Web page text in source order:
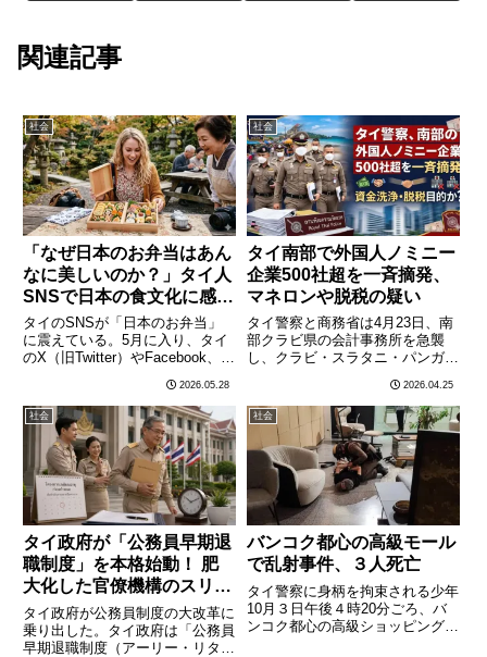
関連記事
社会
「なぜ日本のお弁当はあん
なに美しいのか？」タイ人
SNSで日本の食文化に感動
の声が殺到——「手作り愛
情弁当」文化への羨望
タイのSNSが「日本のお弁当」
に震えている。5月に入り、タイ
のX（旧Twitter）やFacebook、
んなに美しいのか」というトピッ
クが急速に広まった。きっかけは
日本の母親が作った彩り豊かなキ
ャラ弁の動………
2026.05.28
社会
タイ南部で外国人ノミニー
企業500社超を一斉摘発、
マネロンや脱税の疑い
タイ警察と商務省は4月23日、南
部クラビ県の会計事務所を急襲
し、クラビ・スラタニ・パンガー
500社超のネットワークを解体し
たと発表した。ノミニー企業と
は、外国人が直接企業を経営する
ことを禁じるタイの法律を回避
す………
2026.04.25
社会
タイ政府が「公務員早期退
職制度」を本格始動！ 肥
大化した官僚機構のスリム
化と給与体系の抜本改革へ
タイ政府が公務員制度の大改革に
乗り出した。タイ政府は「公務員
早期退職制度（アーリー・リタイ
社会
バンコク都心の高級モール
で乱射事件、３人死亡
タイ警察に身柄を拘束される少年
10月３日午後４時20分ごろ、バ
ンコク都心の高級ショッピングモ